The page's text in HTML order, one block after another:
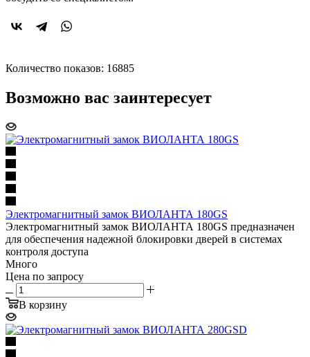
Количество показов: 16885
Возможно вас заинтересует
Электромагнитный замок ВИОЛАНТА 180GS
Электромагнитный замок ВИОЛАНТА 180GS предназначен
для обеспечения надежной блокировки дверей в системах
контроля доступа
Много
Цена по запросу
В корзину